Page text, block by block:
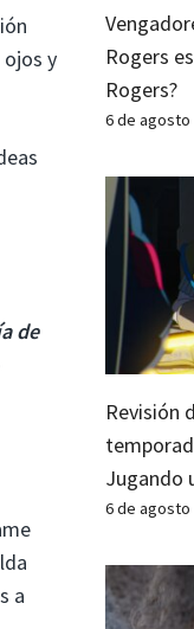
y
de
a
Rogers
Rogers?
6 de agosto
Revisión
Jugando
6 de agosto